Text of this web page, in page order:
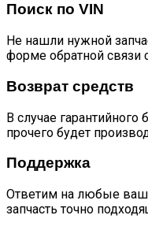
Поиск по VIN
Не нашли нужной
форме обратной связи
Возврат средств
В случае
прочего будет
Поддержка
Ответим на любые
запчасть точно